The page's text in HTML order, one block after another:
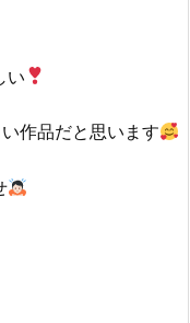
い
作品だと思います